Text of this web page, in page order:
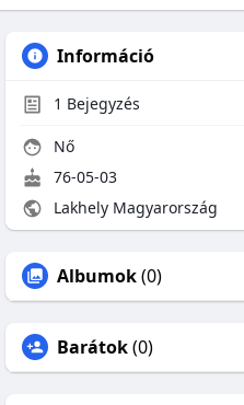
Információ
1 Bejegyzés
Nő
76-05-03
Lakhely Magyarország
Albumok(0)
Barátok(0)